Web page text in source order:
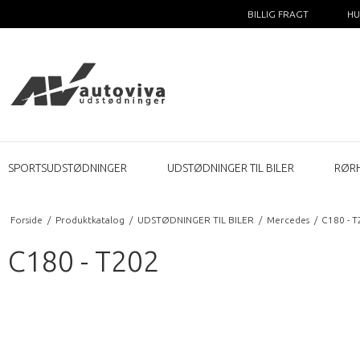
BILLIG FRAGT
SPORTSUDSTØDNINGER UDSTØDNINGER TIL BILER
Forside / Produktkatalog / UDSTØDNINGER TIL BILER / Mercedes / C180 -
C180 - T202